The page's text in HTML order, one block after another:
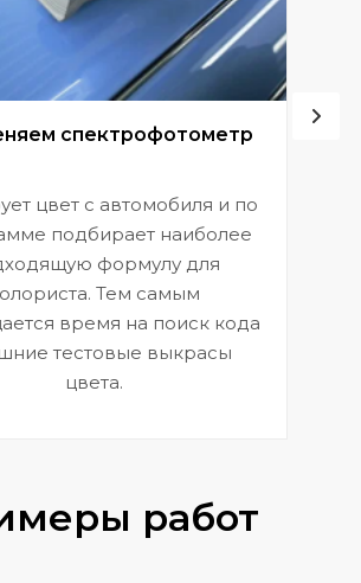
спектрофотометр
цвет с автомобиля и по
подбирает наиболее
формулу для
Тем самым
время на поиск кода
тестовые выкрасы
цвета.
работ